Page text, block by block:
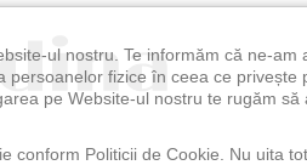
ul nostru. Te informăm că ne-am
fizice în ceea ce privește
pe Website-ul nostru te rugăm să
conform Politicii de Cookie. Nu uita